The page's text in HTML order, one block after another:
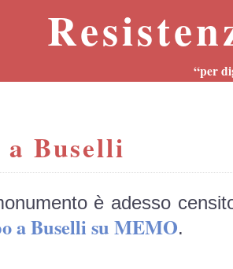
“per
a Buselli
è adesso
a Buselli su MEMO.